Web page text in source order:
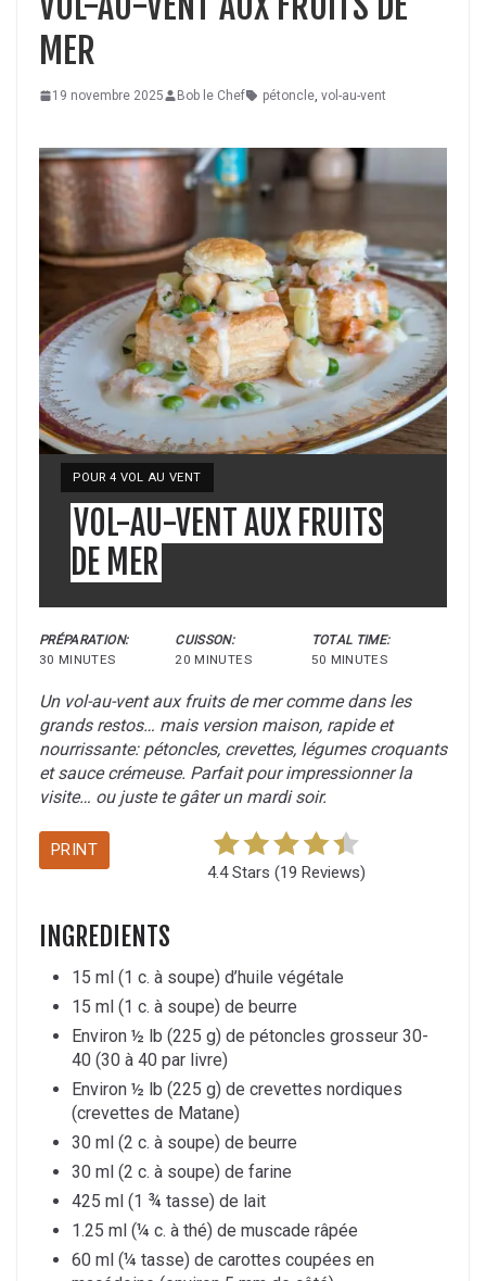
MER
19 novembre 2025 Bob le Chef pétoncle, vol-au-vent
POUR 4 VOL AU VENT
VOL-AU-VENT AUX FRUITS
DE MER
PRÉPARATION:
30 MINUTES
CUISSON:
20 MINUTES
TOTAL TIME:
50 MINUTES
Un vol-au-vent aux fruits de mer comme dans les
grands restos… mais version maison, rapide et
nourrissante: pétoncles, crevettes, légumes croquants
et sauce crémeuse. Parfait pour impressionner la
visite… ou juste te gâter un mardi soir.
PRINT
4.4 Stars (19 Reviews)
INGREDIENTS
15 ml (1 c. à soupe) d’huile végétale
15 ml (1 c. à soupe) de beurre
Environ ½ lb (225 g) de pétoncles grosseur 30-
40 (30 à 40 par livre)
Environ ½ lb (225 g) de crevettes nordiques
(crevettes de Matane)
30 ml (2 c. à soupe) de beurre
30 ml (2 c. à soupe) de farine
425 ml (1 ¾ tasse) de lait
1.25 ml (¼ c. à thé) de muscade râpée
60 ml (¼ tasse) de carottes coupées en